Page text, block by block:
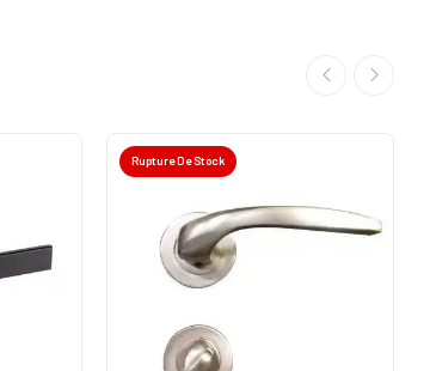
Rupture De Stock